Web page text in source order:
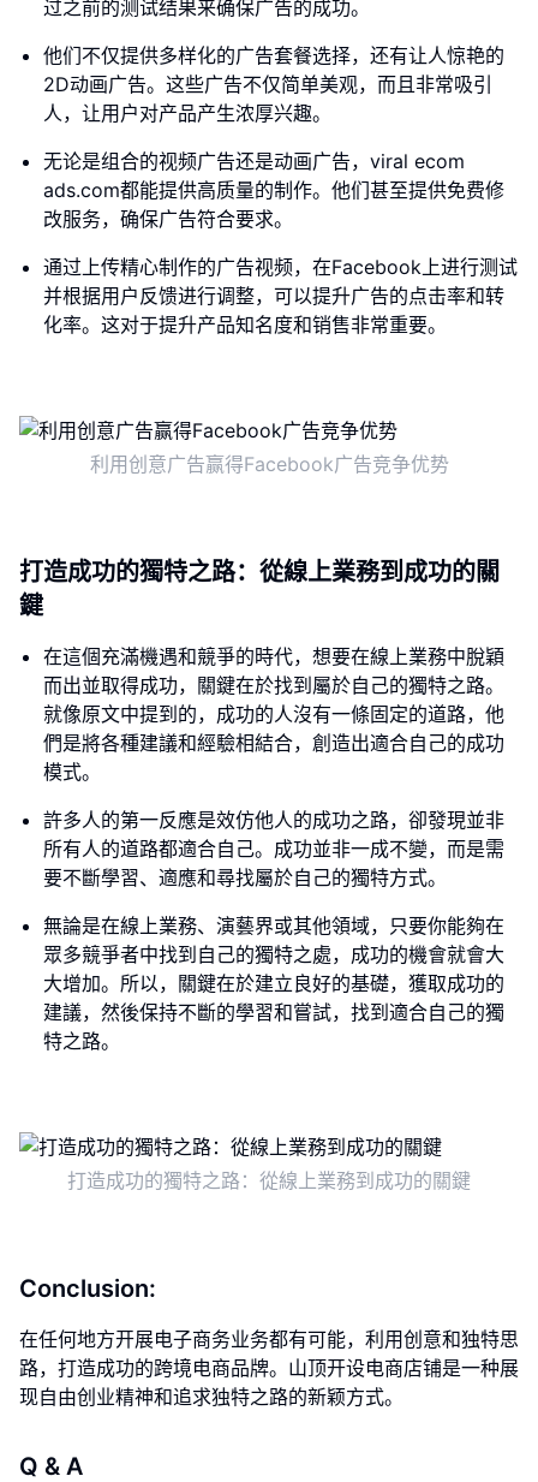
过之前的测试结果来确保广告的成功。
他们不仅提供多样化的广告套餐选择，还有让人惊艳的
2D动画广告。这些广告不仅简单美观，而且非常吸引
人，让用户对产品产生浓厚兴趣。
无论是组合的视频广告还是动画广告，viral ecom
ads.com都能提供高质量的制作。他们甚至提供免费修
改服务，确保广告符合要求。
通过上传精心制作的广告视频，在Facebook上进行测试
并根据用户反馈进行调整，可以提升广告的点击率和转
化率。这对于提升产品知名度和销售非常重要。
利用创意广告赢得Facebook广告竞争优势
打造成功的獨特之路：從線上業務到成功的關
鍵
在這個充滿機遇和競爭的時代，想要在線上業務中脫穎
而出並取得成功，關鍵在於找到屬於自己的獨特之路。
就像原文中提到的，成功的人沒有一條固定的道路，他
們是將各種建議和經驗相結合，創造出適合自己的成功
模式。
許多人的第一反應是效仿他人的成功之路，卻發現並非
所有人的道路都適合自己。成功並非一成不變，而是需
要不斷學習、適應和尋找屬於自己的獨特方式。
無論是在線上業務、演藝界或其他領域，只要你能夠在
眾多競爭者中找到自己的獨特之處，成功的機會就會大
大增加。所以，關鍵在於建立良好的基礎，獲取成功的
建議，然後保持不斷的學習和嘗試，找到適合自己的獨
特之路。
打造成功的獨特之路：從線上業務到成功的關鍵
Conclusion:
在任何地方开展电子商务业务都有可能，利用创意和独特思
路，打造成功的跨境电商品牌。山顶开设电商店铺是一种展
现自由创业精神和追求独特之路的新颖方式。
Q & A